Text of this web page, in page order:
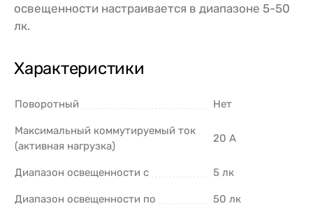
освещенности настраивается в диапазоне 5-50
лк.
Характеристики
Поворотный Нет
Максимальный коммутируемый ток
(активная нагрузка)
20 А
Диапазон освещенности с 5 лк
Диапазон освещенности по 50 лк